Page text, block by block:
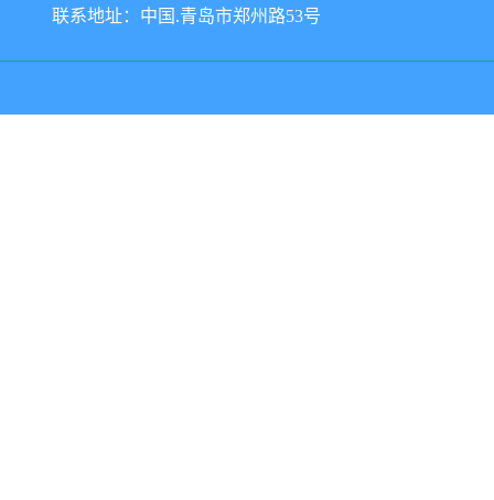
联系地址：中国.青岛市郑州路53号